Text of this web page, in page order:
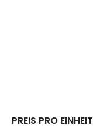
PREIS PRO EINHEIT